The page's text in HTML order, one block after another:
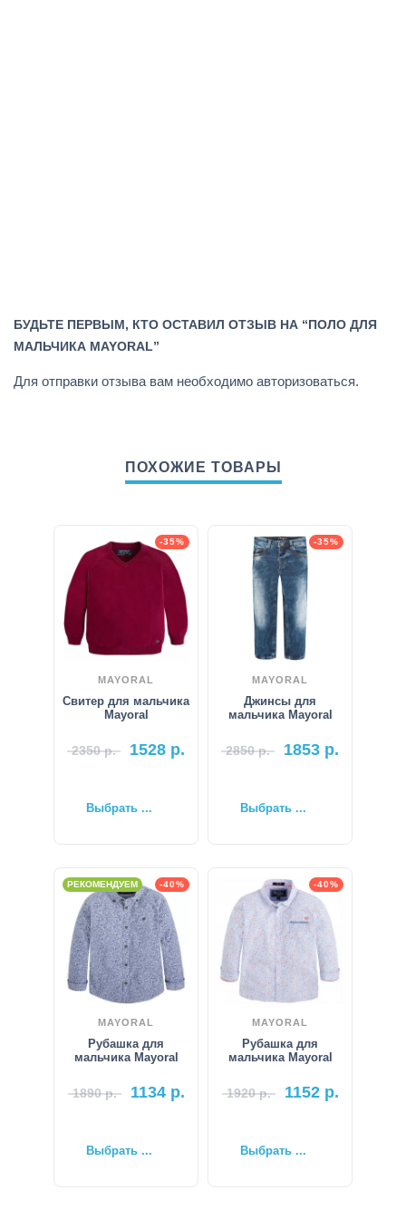
БУДЬТЕ ПЕРВЫМ, КТО ОСТАВИЛ ОТЗЫВ НА “ПОЛО ДЛЯ
МАЛЬЧИКА MAYORAL”
Для отправки отзыва вам необходимо авторизоваться.
ПОХОЖИЕ ТОВАРЫ
-35%
MAYORAL
Свитер для мальчика
Mayoral
2350р. 1528 р.
Выбрать ...
-35%
MAYORAL
Джинсы для
мальчика Mayoral
2850р. 1853 р.
Выбрать ...
-40%
РЕКОМЕНДУЕМ
MAYORAL
Рубашка для
мальчика Mayoral
1890р. 1134р.
Выбрать ...
-40%
MAYORAL
Рубашка для
мальчика Mayoral
1920р. 1152р.
Выбрать ...